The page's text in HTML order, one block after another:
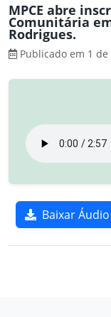
MPCE abre
Comunitária
Rodrigues.
Publicado em 1
Baixar Áudio